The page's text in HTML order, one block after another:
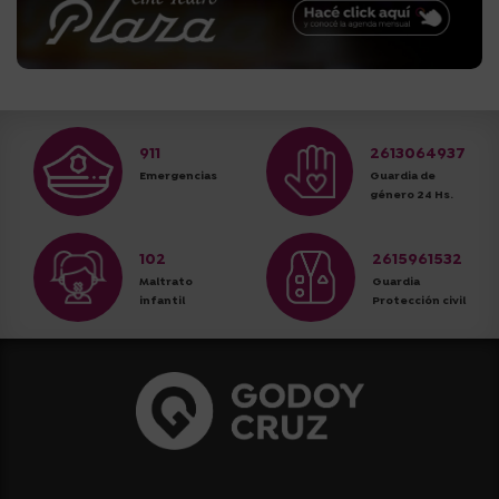
911
Emergencias
2613064937
Guardia de
género 24 Hs.
102
Maltrato
infantil
2615961532
Guardia
Protección civil